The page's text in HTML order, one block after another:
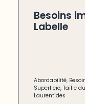
Besoins
Labelle
Abordabilité,
Superficie,Taille
Laurentides